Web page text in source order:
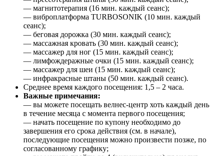
— магнитотерапия (16 мин. каждый сеанс);
— виброплатформа TURBOSONIK (10 мин. каждый
сеанс);
— беговая дорожка (30 мин. каждый сеанс);
— массажная кровать (30 мин. каждый сеанс);
— массажер для ног (15 мин. каждый сеанс);
— лимфождеражные очки (15 мин. каждый сеанс);
— массажер для шеи (15 мин. каждый сеанс);
— инфракрасные штаны (50 мин. каждый сеанс).
Среднее время каждого посещения: 1,5 – 2 часа.
Важные примечания:
— вы можете посещать велнес-центр хоть каждый день
в течение месяца с момента первого посещения;
— начать посещение по купону необходимо до
завершения его срока действия (см. в начале),
последующие посещения можно произвести позже, по
согласованному графику;